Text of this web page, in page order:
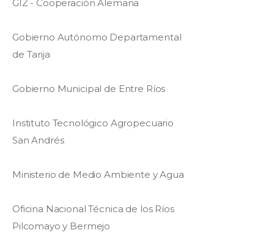
GIZ - Cooperación Alemana
Gobierno Autónomo Departamental
de Tarija
Gobierno Municipal de Entre Ríos
Instituto Tecnológico Agropecuario
San Andrés
Ministerio de Medio Ambiente y Agua
Oficina Nacional Técnica de los Ríos
Pilcomayo y Bermejo